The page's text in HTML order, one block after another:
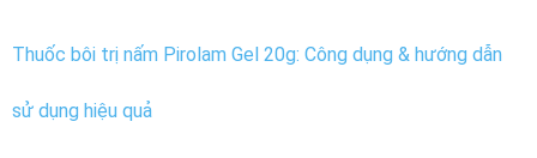
Thuốc bôi trị nấm Pirolam Gel 20g: Công dụng & hướng dẫn
sử dụng hiệu quả